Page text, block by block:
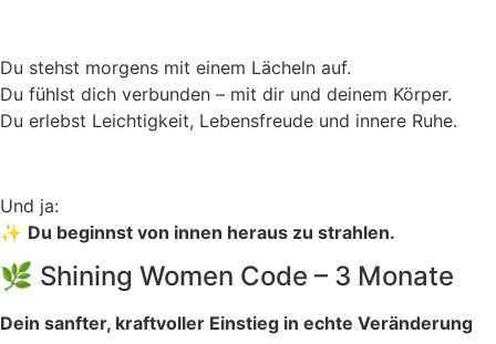
Du stehst morgens mit einem Lächeln auf.
Du fühlst dich verbunden – mit dir und deinem Körper.
Du erlebst Leichtigkeit, Lebensfreude und innere Ruhe.
Und ja:
✨ Du beginnst von innen heraus zu strahlen.
🌿 Shining Women Code – 3 Monate
Dein sanfter, kraftvoller Einstieg in echte Veränderung